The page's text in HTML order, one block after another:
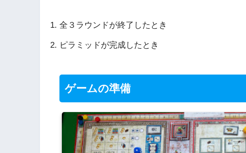
全３ラウンドが終了したとき
ピラミッドが完成したとき
ゲームの準備